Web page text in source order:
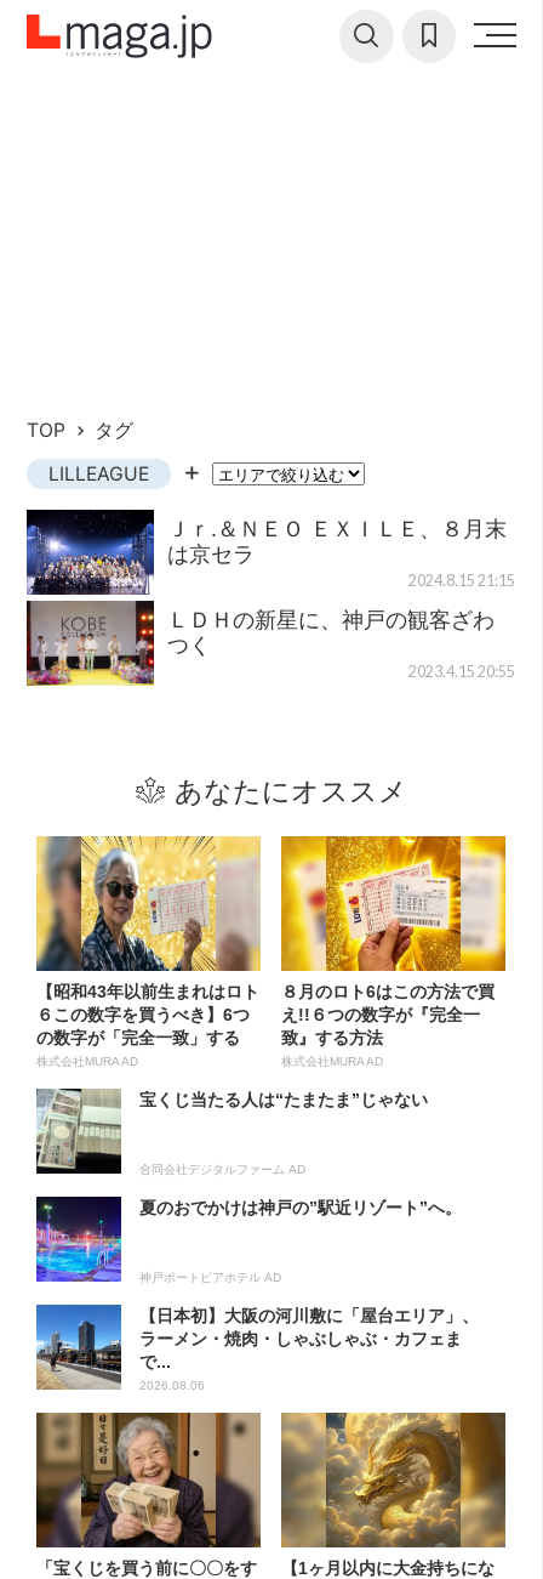
TOP
タグ
LILLEAGUE
Ｊｒ.＆ＮＥＯ ＥＸＩＬＥ、８月末
は京セラ
2024.8.15 21:15
ＬＤＨの新星に、神戸の観客ざわ
つく
2023.4.15 20:55
あなたにオススメ
【昭和43年以前生まれはロト
６この数字を買うべき】6つ
の数字が「完全一致」する
方...
株式会社MURA AD
８月のロト6はこの方法で買
え!!６つの数字が『完全一
致』する方法
株式会社MURA AD
宝くじ当たる人は“たまたま”じゃない
合同会社デジタルファーム AD
夏のおでかけは神戸の”駅近リゾート”へ。
神戸ポートピアホテル AD
【日本初】大阪の河川敷に「屋台エリア」、
ラーメン・焼肉・しゃぶしゃぶ・カフェま
で...
2026.08.06
「宝くじを買う前に〇〇をす
【1ヶ月以内に大金持ちにな